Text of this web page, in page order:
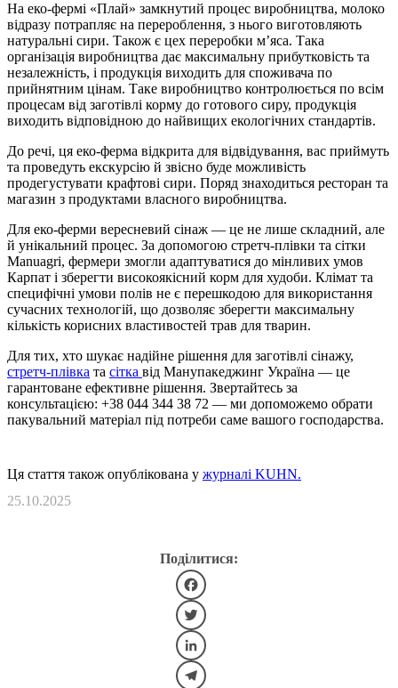
На еко-фермі «Плай» замкнутий процес виробництва, молоко
відразу потрапляє на перероблення, з нього виготовляють
натуральні сири. Також є цех переробки м’яса. Така
організація виробництва дає максимальну прибутковість та
незалежність, і продукція виходить для споживача по
прийнятним цінам. Таке виробництво контролюється по всім
процесам від заготівлі корму до готового сиру, продукція
виходить відповідною до найвищих екологічних стандартів.
До речі, ця еко-ферма відкрита для відвідування, вас приймуть
та проведуть екскурсію й звісно буде можливість
продегустувати крафтові сири. Поряд знаходиться ресторан та
магазин з продуктами власного виробництва.
Для еко-ферми вересневий сінаж — це не лише складний, але
й унікальний процес. За допомогою стретч-плівки та сітки
Manuagri, фермери змогли адаптуватися до мінливих умов
Карпат і зберегти високоякісний корм для худоби. Клімат та
специфічні умови полів не є перешкодою для використання
сучасних технологій, що дозволяє зберегти максимальну
кількість корисних властивостей трав для тварин.
Для тих, хто шукає надійне рішення для заготівлі сінажу,
стретч-плівка та сітка від Манупакеджинг Україна — це
гарантоване ефективне рішення. Звертайтесь за
консультацією: +38 044 344 38 72 — ми допоможемо обрати
пакувальний матеріал під потреби саме вашого господарства.
Ця стаття також опублікована у журналі KUHN.
25.10.2025
Поділитися:
Facebook
Twitter
LinkedIn